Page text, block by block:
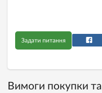
Задати питання
Вимоги покупки